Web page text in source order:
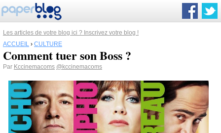
Les articles de votre blog ici ? Inscrivez votre blog !
ACCUEIL › CULTURE
Comment tuer son Boss ?
Par Kccinemacoms @kccinemacoms